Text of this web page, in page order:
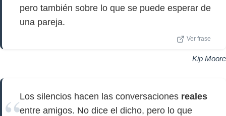
pero también sobre lo que se puede esperar de
una pareja.
Ver frase
Kip Moore
Los silencios hacen las conversaciones reales
entre amigos. No dice el dicho, pero lo que